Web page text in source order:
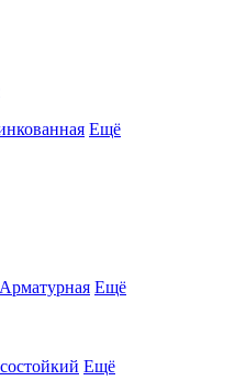
Ещё
Арматурная Ещё
Ещё